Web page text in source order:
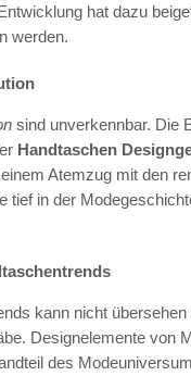
hat dazu
werden.
sind unverkennbar. Die
Handtaschen
Atemzug mit den
tief in der
kann nicht
Designelemente von
des